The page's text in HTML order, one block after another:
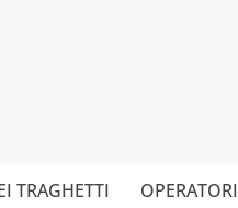
TRAGHETTI OPERATORI